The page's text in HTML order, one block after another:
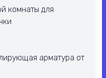
комнаты для
арматура от